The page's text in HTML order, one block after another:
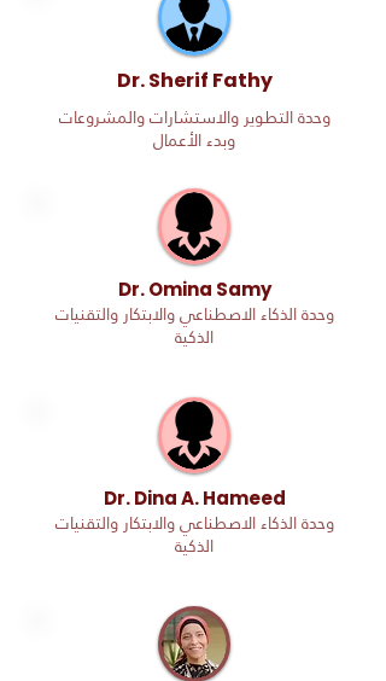
Dr. Sherif Fathy
وحدة التطوير والاستشارات والمشروعات
وبدء الأعمال
Dr. Omina Samy
وحدة الذكاء الاصطناعي والابتكار والتقنيات
الذكية
Dr. Dina A. Hameed
وحدة الذكاء الاصطناعي والابتكار والتقنيات
الذكية